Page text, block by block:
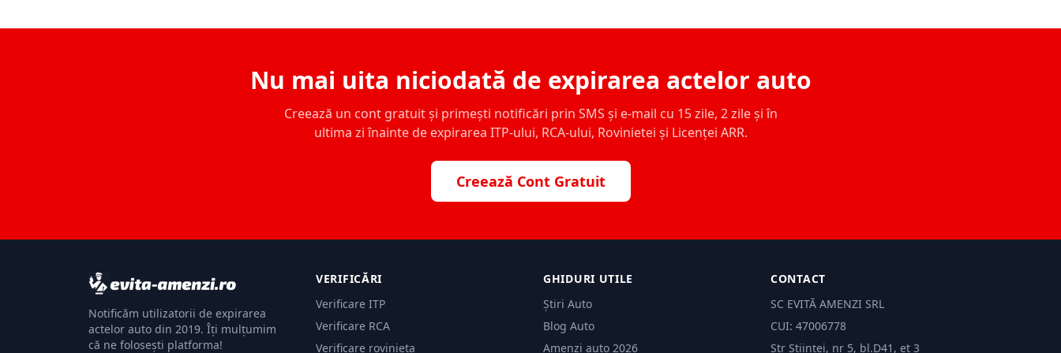
Nu mai uita niciodată de expirarea actelor auto
Creează un cont gratuit și primești notificări prin SMS și e-mail cu 15 zile, 2 zile și în
ultima zi înainte de expirarea ITP-ului, RCA-ului, Rovinietei și Licenței ARR.
Creează Cont Gratuit
Notificăm utilizatorii de expirarea
actelor auto din 2019. Îți mulțumim
că ne folosești platforma!
VERIFICĂRI
Verificare ITP
Verificare RCA
Verificare rovinieta
GHIDURI UTILE
Știri Auto
Blog Auto
Amenzi auto 2026
CONTACT
SC EVITĂ AMENZI SRL
CUI: 47006778
Str Științei, nr 5, bl.D41, et 3